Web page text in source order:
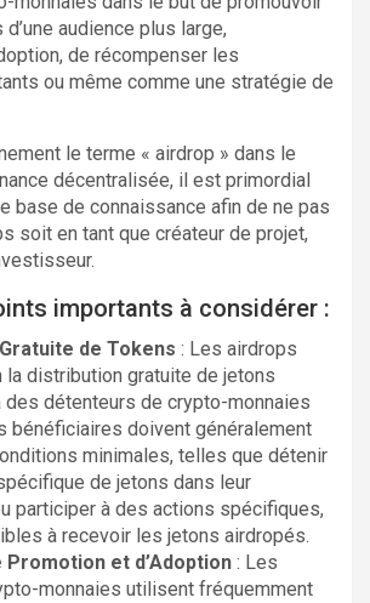
d’une audience plus large,
de récompenser les
ou même comme une stratégie de
le terme « airdrop » dans le
décentralisée, il est primordial
base de connaissance afin de ne pas
soit en tant que créateur de projet,
importants à considérer :
de Tokens : Les airdrops
la distribution gratuite de jetons
des détenteurs de crypto-monnaies
bénéficiaires doivent généralement
minimales, telles que détenir
de jetons dans leur
participer à des actions spécifiques,
à recevoir les jetons airdropés.
et d’Adoption : Les
monnaies utilisent fréquemment